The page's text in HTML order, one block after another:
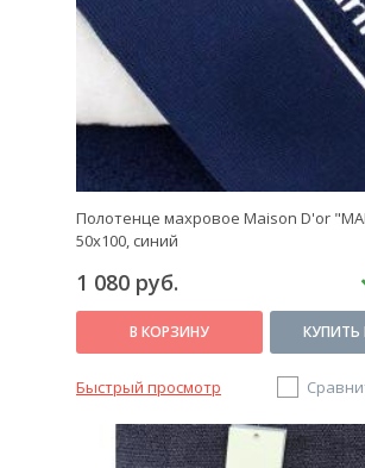
Полотенце махровое Maison D'or
50х100, синий
1 080 руб.
В КОРЗИНУ КУПИТЬ
Быстрый просмотр